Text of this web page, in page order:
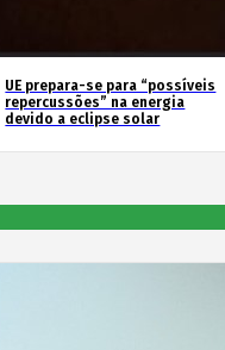
UE prepara-se para “possíveis
repercussões” na energia
devido a eclipse solar